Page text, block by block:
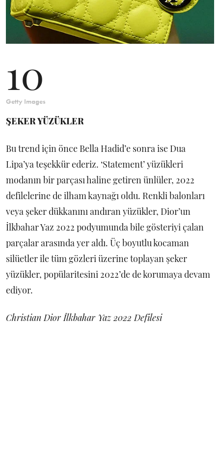
10
Getty Images
ŞEKER YÜZÜKLER
Bu trend için önce Bella Hadid’e sonra ise Dua
Lipa’ya teşekkür ederiz. ‘Statement’ yüzükleri
modanın bir parçası haline getiren ünlüler, 2022
defilelerine de ilham kaynağı oldu. Renkli balonları
veya şeker dükkanını andıran yüzükler, Dior’un
İlkbahar Yaz 2022 podyumunda bile gösteriyi çalan
parçalar arasında yer aldı. Üç boyutlu kocaman
silüetler ile tüm gözleri üzerine toplayan şeker
yüzükler, popülaritesini 2022’de de korumaya devam
ediyor.
Christian Dior İlkbahar Yaz 2022 Defilesi